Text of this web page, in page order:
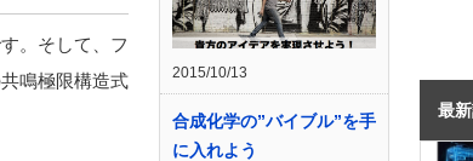
。そして、フ
鳴極限構造式
2015/10/13
合成化学の”バイブル”を手
に入れよう
最